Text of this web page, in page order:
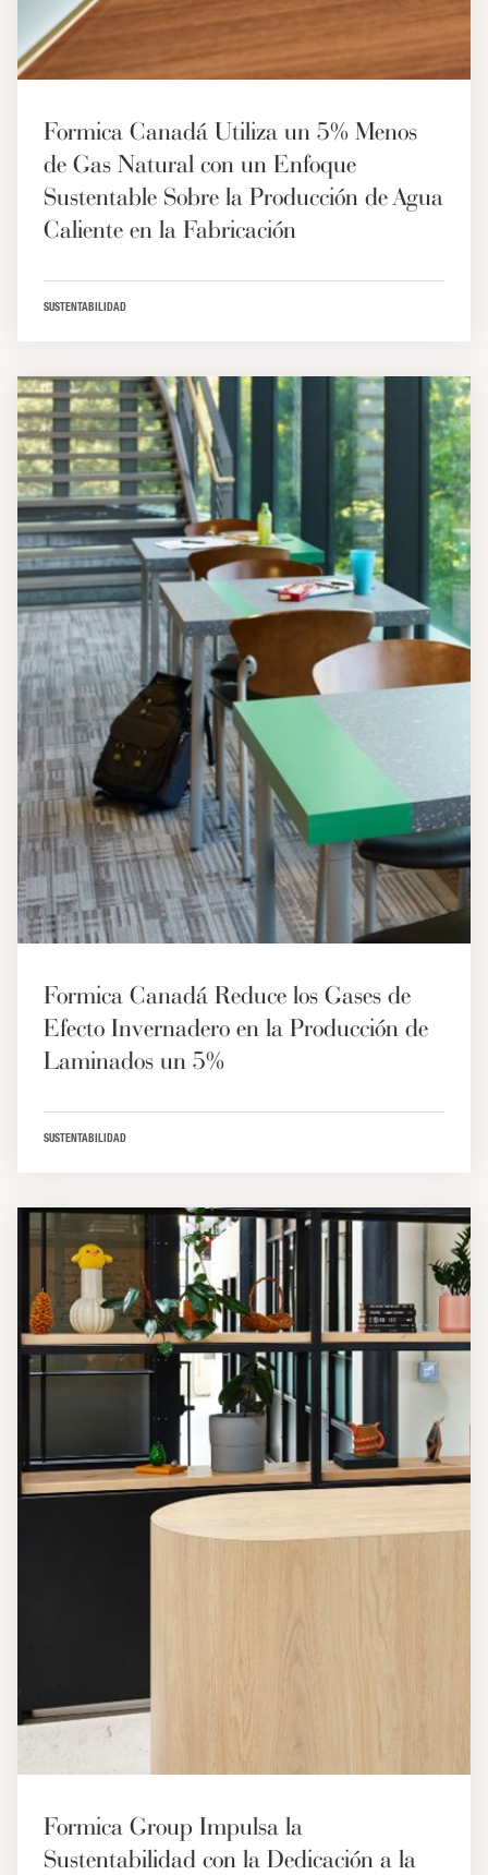
Formica Canadá Utiliza un 5% Menos
de Gas Natural con un Enfoque
Sustentable Sobre la Producción de Agua
Caliente en la Fabricación
SUSTENTABILIDAD
Formica Canadá Reduce los Gases de
Efecto Invernadero en la Producción de
Laminados un 5%
SUSTENTABILIDAD
Formica Group Impulsa la
Sustentabilidad con la Dedicación a la